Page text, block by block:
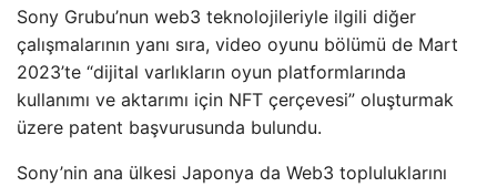
Sony Grubu’nun web3 teknolojileriyle ilgili diğer
çalışmalarının yanı sıra, video oyunu bölümü de Mart
2023’te “dijital varlıkların oyun platformlarında
kullanımı ve aktarımı için NFT çerçevesi” oluşturmak
üzere patent başvurusunda bulundu.
Sony’nin ana ülkesi Japonya da Web3 topluluklarını